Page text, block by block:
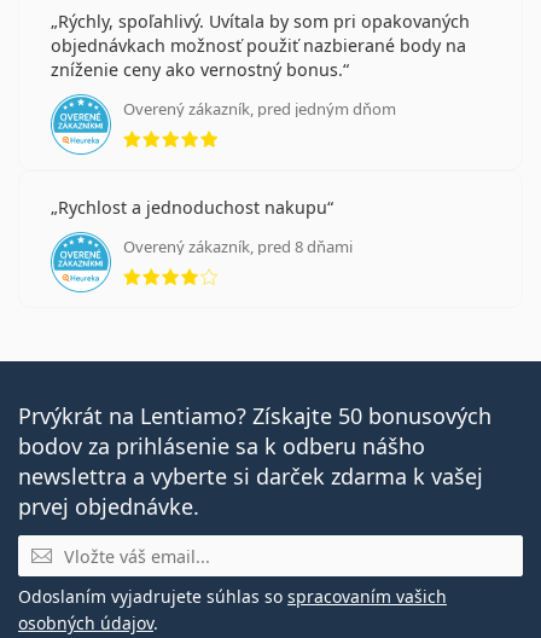
Rýchly, spoľahlivý. Uvítala by som pri opakovaných
objednávkach možnosť použiť nazbierané body na
zníženie ceny ako vernostný bonus.
Overený zákazník, pred jedným dňom
hodnotenie 5 z 5
Rychlost a jednoduchost nakupu
Overený zákazník, pred 8 dňami
hodnotenie 4 z 5
Prvýkrát na Lentiamo? Získajte 50 bonusových
bodov za prihlásenie sa k odberu nášho
newslettra a vyberte si darček zdarma k vašej
prvej objednávke.
E-mail
Odoslaním vyjadrujete súhlas so spracovaním vašich
osobných údajov.